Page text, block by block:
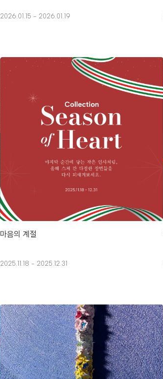
2026.01.15 - 2026.01.19
마음의 계절
2025.11.18 - 2025.12.31